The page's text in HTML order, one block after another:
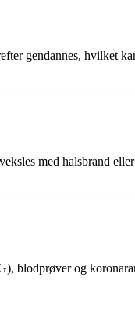
gendannes, hvilket
med halsbrand
blodprøver og